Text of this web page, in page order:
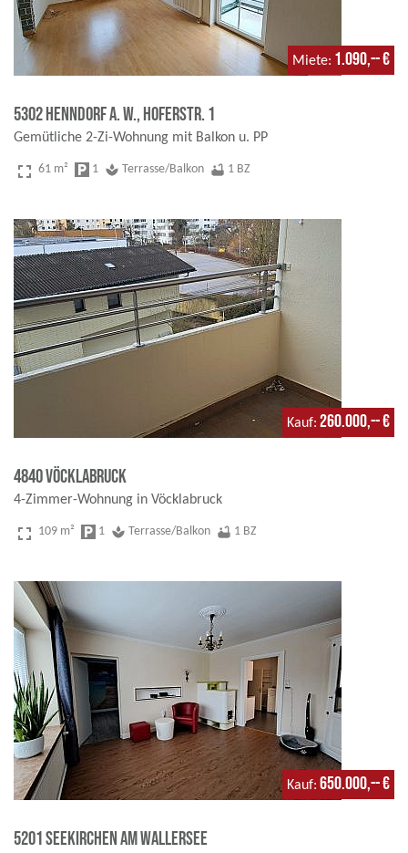
Miete 1.090,-- €
5302 Henndorf a. W., Hoferstr. 1
Gemütliche 2-Zi-Wohnung mit Balkon u. PP
fullscreen 61 m² local_parking 1 spa Terrasse/Balkon bathtub 1 BZ
Kauf 260.000,-- €
4840 Vöcklabruck
4-Zimmer-Wohnung in Vöcklabruck
fullscreen 109 m² local_parking 1 spa Terrasse/Balkon bathtub 1 BZ
Kauf 650.000,-- €
5201 Seekirchen am Wallersee